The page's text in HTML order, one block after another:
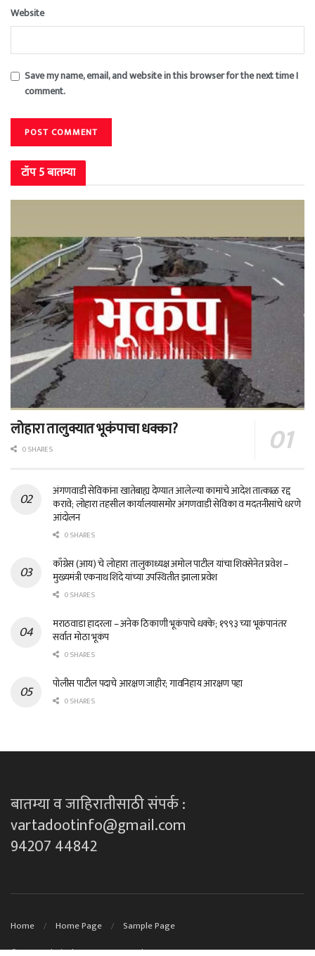
Website
Save my name, email, and website in this browser for the next time I
comment.
टॉप 5 बातम्या
लोहारा तालुक्यात भूकंपाचा धक्का?
0 SHARES
अंगणवाडी सेविकांना खातेबाह्य देण्यात आलेल्या कामांचे आदेश तात्काळ रद्द
करावे; लोहारा तहसील कार्यालयासमोर अंगणवाडी सेविका व मदतनीसांचे धरणे
आंदोलन
0 SHARES
काँग्रेस (आय) चे लोहारा तालुकाध्यक्ष अमोल पाटील यांचा शिवसेनेत प्रवेश –
मुख्यमंत्री एकनाथ शिंदे यांच्या उपस्थितीत झाला प्रवेश
0 SHARES
मराठवाडा हादरला – अनेक ठिकाणी भूकंपाचे धक्के; १९९३ च्या भूकंपानंतर
सर्वात मोठा भूकंप
0 SHARES
पोलीस पाटील पदाचे आरक्षण जाहीर; गावनिहाय आरक्षण पहा
0 SHARES
बातम्या व जाहिरातीसाठी संपर्क :
vartadootinfo@gmail.com
94207 44842
Home Home Page Sample Page
© 2023Technical Support By DK techno's